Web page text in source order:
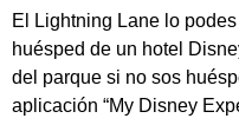
El Lightning Lane lo
huésped de un hotel
del parque si no sos
aplicación “My Disney